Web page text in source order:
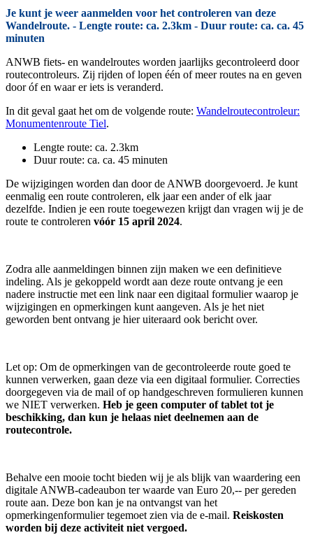
Je kunt je weer aanmelden voor het controleren van deze
Wandelroute. - Lengte route: ca. 2.3km - Duur route: ca. ca. 45
minuten
ANWB fiets- en wandelroutes worden jaarlijks gecontroleerd door
routecontroleurs. Zij rijden of lopen één of meer routes na en geven
door óf en waar er iets is veranderd.
In dit geval gaat het om de volgende route: Wandelroutecontroleur:
Monumentenroute Tiel.
Lengte route: ca. 2.3km
Duur route: ca. ca. 45 minuten
De wijzigingen worden dan door de ANWB doorgevoerd. Je kunt
eenmalig een route controleren, elk jaar een ander of elk jaar
dezelfde. Indien je een route toegewezen krijgt dan vragen wij je de
route te controleren vóór 15 april 2024.
Zodra alle aanmeldingen binnen zijn maken we een definitieve
indeling. Als je gekoppeld wordt aan deze route ontvang je een
nadere instructie met een link naar een digitaal formulier waarop je
wijzigingen en opmerkingen kunt aangeven. Als je het niet
geworden bent ontvang je hier uiteraard ook bericht over.
Let op: Om de opmerkingen van de gecontroleerde route goed te
kunnen verwerken, gaan deze via een digitaal formulier. Correcties
doorgegeven via de mail of op handgeschreven formulieren kunnen
we NIET verwerken. Heb je geen computer of tablet tot je
beschikking, dan kun je helaas niet deelnemen aan de
routecontrole.
Behalve een mooie tocht bieden wij je als blijk van waardering een
digitale ANWB-cadeaubon ter waarde van Euro 20,-- per gereden
route aan. Deze bon kan je na ontvangst van het
opmerkingenformulier tegemoet zien via de e-mail. Reiskosten
worden bij deze activiteit niet vergoed.